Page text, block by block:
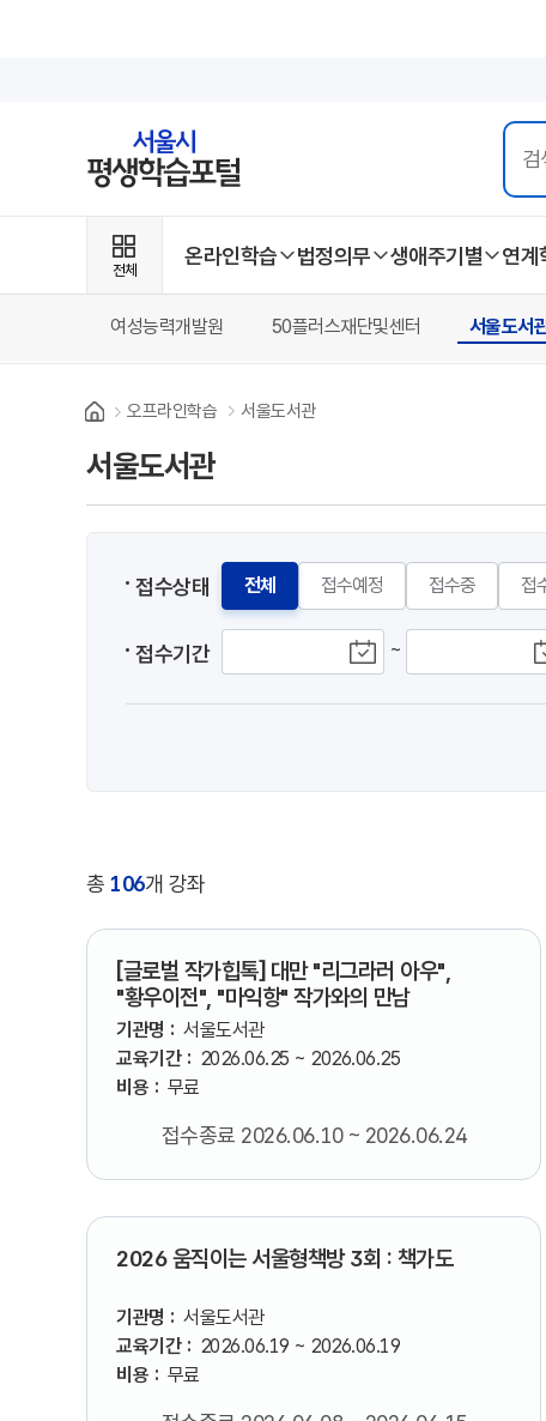
전체
온라인학습 법정의무 생애주기별 연계
여성능력개발원 50플러스재단및센터 서울도서
Home
오프라인학습 서울도서관
서울도서관
접수상태 전체 접수예정 접수중 접
접수기간 ~
총 106개 강좌
[글로벌 작가힙톡] 대만 "리그라러 아우",
"황우이전", "마익항" 작가와의 만남
기관명 : 서울도서관
교육기간 : 2026.06.25 ~ 2026.06.25
비용 : 무료
접수종료 2026.06.10 ~ 2026.06.24
2026 움직이는 서울형책방 3회 : 책가도
기관명 : 서울도서관
교육기간 : 2026.06.19 ~ 2026.06.19
비용 : 무료